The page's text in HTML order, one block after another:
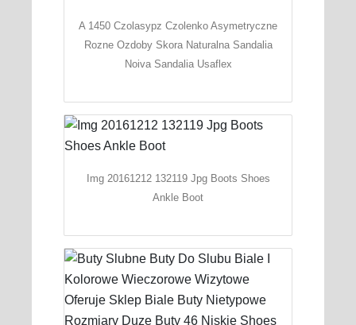
A 1450 Czolasypz Czolenko Asymetryczne
Rozne Ozdoby Skora Naturalna Sandalia
Noiva Sandalia Usaflex
Img 20161212 132119 Jpg Boots Shoes
Ankle Boot